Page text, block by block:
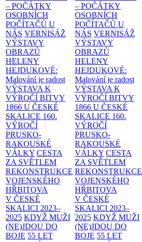
– POČÁTKY
OSOBNÍCH
POČÍTAČŮ U
NÁS VERNISÁŽ
VÝSTAVY
OBRAZŮ
HELENY
HEJDUKOVÉ:
Malování je radost
VÝSTAVA K
VÝROČÍ BITVY
1866 U ČESKÉ
SKALICE 160.
VÝROČÍ
PRUSKO-
RAKOUSKÉ
VÁLKY CESTA
ZA SVĚTLEM
REKONSTRUKCE
VOJENSKÉHO
HŘBITOVA
V ČESKÉ
SKALICI 2023–
2025 KDYŽ MUŽI
(NE)JDOU DO
BOJE 55 LET
– POČÁTKY
OSOBNÍCH
POČÍTAČŮ U
NÁS VERNISÁŽ
VÝSTAVY
OBRAZŮ
HELENY
HEJDUKOVÉ:
Malování je radost
VÝSTAVA K
VÝROČÍ BITVY
1866 U ČESKÉ
SKALICE 160.
VÝROČÍ
PRUSKO-
RAKOUSKÉ
VÁLKY CESTA
ZA SVĚTLEM
REKONSTRUKCE
VOJENSKÉHO
HŘBITOVA
V ČESKÉ
SKALICI 2023–
2025 KDYŽ MUŽI
(NE)JDOU DO
BOJE 55 LET